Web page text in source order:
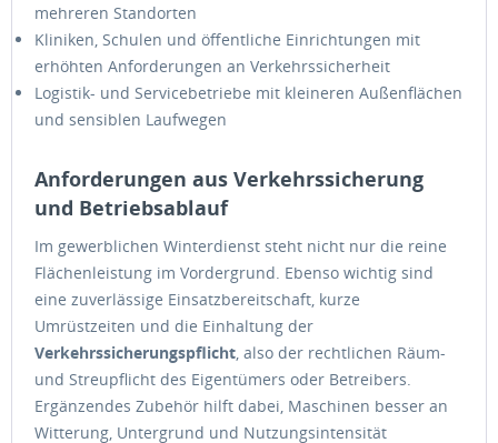
mehreren Standorten
Kliniken, Schulen und öffentliche Einrichtungen mit
erhöhten Anforderungen an Verkehrssicherheit
Logistik- und Servicebetriebe mit kleineren Außenflächen
und sensiblen Laufwegen
Anforderungen aus Verkehrssicherung
und Betriebsablauf
Im gewerblichen Winterdienst steht nicht nur die reine
Flächenleistung im Vordergrund. Ebenso wichtig sind
eine zuverlässige Einsatzbereitschaft, kurze
Umrüstzeiten und die Einhaltung der
Verkehrssicherungspflicht , also der rechtlichen Räum-
und Streupflicht des Eigentümers oder Betreibers.
Ergänzendes Zubehör hilft dabei, Maschinen besser an
Witterung, Untergrund und Nutzungsintensität